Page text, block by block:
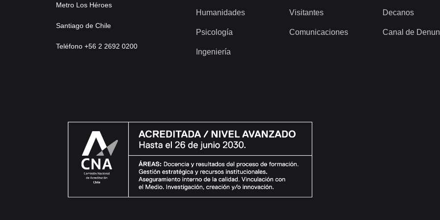
Metro Los Héroes
Santiago de Chile
Teléfono +56 2 2692 0200
Humanidades
Psicología
Ingeniería
Visitantes
Comunicaciones
Decanos
Canal de